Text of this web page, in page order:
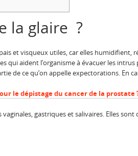
la glaire ?
et visqueux utiles, car elles
qui aident l’organisme à évacuer les
de ce qu’on appelle expectorations. En
le dépistage du cancer de la prostate
gastriques et salivaires. Elles